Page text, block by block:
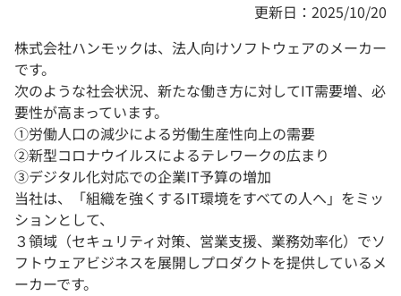
更新日：2025/10/20
株式会社ハンモックは、法人向けソフトウェアのメーカー
です。
次のような社会状況、新たな働き方に対してIT需要増、必
要性が高まっています。
①労働人口の減少による​労働生産性向上の需要​
②新型コロナウイルスによる​テレワークの広まり​
③デジタル化対応での​企業IT予算の増加​
当社は、「組織を強くするIT環境をすべての人へ​」をミッ
ションとして、
３領域（セキュリティ対策、営業支援、業務効率化）でソ
フトウェアビジネスを展開しプロダクトを提供しているメ
ーカーです。